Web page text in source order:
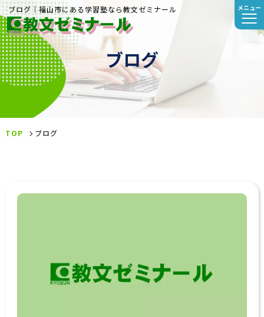
ブログ｜福山市にある学習塾なら教文ゼミナール メニュー
ブログ
TOP ブログ